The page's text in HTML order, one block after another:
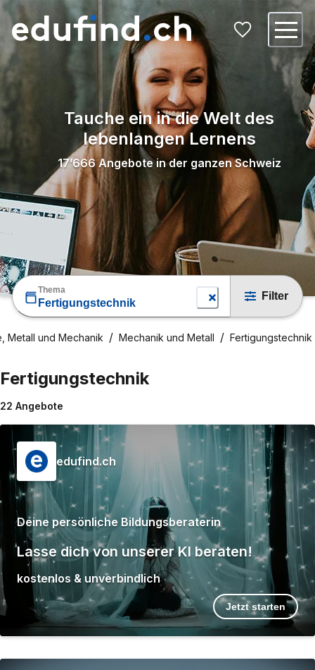
Tauche ein in die Welt des
lebenlangen Lernens
17’666 Angebote in der ganzen Schweiz
Thema
Fertigungstechnik
Filter
Metall und Mechanik Mechanik und Metall Fertigungstechnik
Fertigungstechnik
22 Angebote
edufind.ch
Deine persönliche Bildungsberaterin
Lasse dich von unserer KI beraten!
kostenlos & unverbindlich
Jetzt starten